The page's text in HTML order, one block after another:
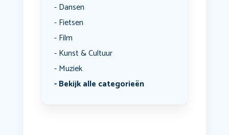
Dansen
Fietsen
Film
Kunst & Cultuur
Muziek
Bekijk alle categorieën